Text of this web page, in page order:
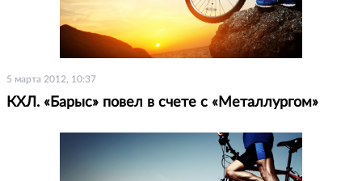
5 марта 2012, 10:37
КХЛ. «Барыс» повел в счете с «Металлургом»